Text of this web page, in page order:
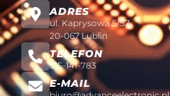
ADRES
ul. Kaprysowa 5/57
20-067 Lublin
TELEFON
515-141-783
E-MAIL